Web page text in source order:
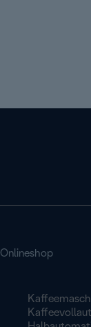
Onlineshop